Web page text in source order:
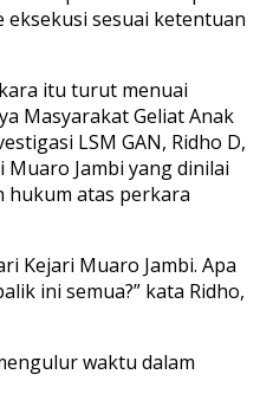
eksekusi sesuai ketentuan
itu turut menuai
Masyarakat Geliat Anak
LSM GAN, Ridho D,
Jambi yang dinilai
hukum atas perkara
Kejari Muaro Jambi. Apa
ini semua?” kata Ridho,
waktu dalam